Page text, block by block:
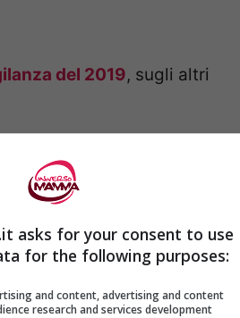
del 2019, sugli altri
con le FAQ
Pfizer Biontech
prime vaccinazioni di
asks for your consent to use
for the following purposes:
and content, advertising and content
research and services development